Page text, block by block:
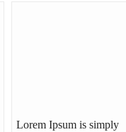
Lorem Ipsum is simply